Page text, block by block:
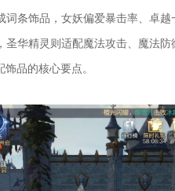
条饰品，女妖偏爱暴击率、卓
华精灵则适配魔法攻击、魔法
品的核心要点。